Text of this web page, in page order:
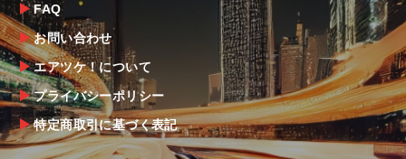
FAQ
お問い合わせ
エアツケ！について
プライバシーポリシー
特定商取引に基づく表記